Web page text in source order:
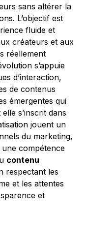
sans altérer la
L’objectif est
fluide et
créateurs et aux
réellement
s’appuie
d’interaction,
de contenus
émergentes qui
s’inscrit dans
jouent un
du marketing,
une compétence
contenu
respectant les
et les attentes
et